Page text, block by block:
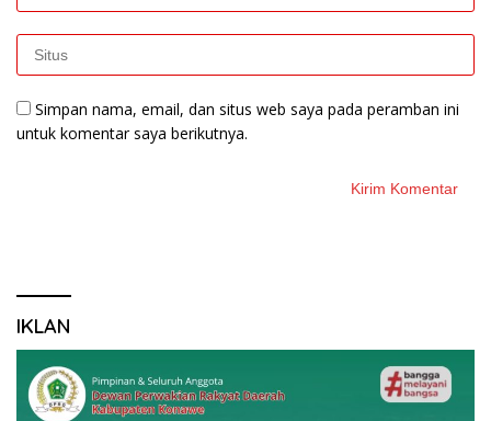
Simpan nama, email, dan situs web saya pada peramban ini
untuk komentar saya berikutnya.
IKLAN